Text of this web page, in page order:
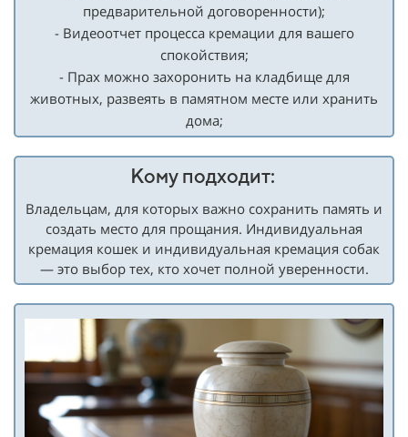
предварительной договоренности);
- Видеоотчет процесса кремации для вашего
спокойствия;
- Прах можно захоронить на кладбище для
животных, развеять в памятном месте или хранить
дома;
Кому подходит:
Владельцам, для которых важно сохранить память и
создать место для прощания. Индивидуальная
кремация кошек и индивидуальная кремация собак
— это выбор тех, кто хочет полной уверенности.